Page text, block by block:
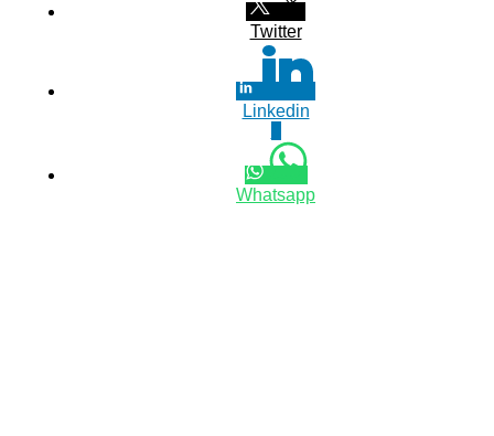
Twitter
Linkedin
Whatsapp